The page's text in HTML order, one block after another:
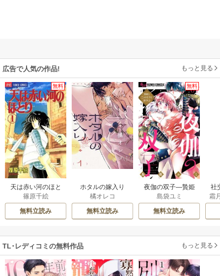
広告で人気の作品! もっと見る
無料
天は赤い河のほと
り
篠原千絵
無料立読み
ホタルの嫁入り
橘オレコ
無料立読み
無料
夜伽の双子―贄姫
は二人の王子に愛
される―
島袋ユミ
無料立読み
社
ば
霜
TL･レディコミの無料作品 もっと見る